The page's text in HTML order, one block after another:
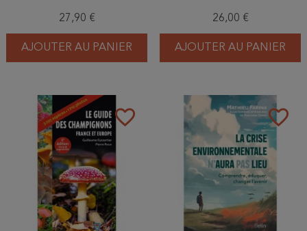
27,90 €
AJOUTER AU PANIER
26,00 €
AJOUTER AU PANIER
favorite_border favorite_border